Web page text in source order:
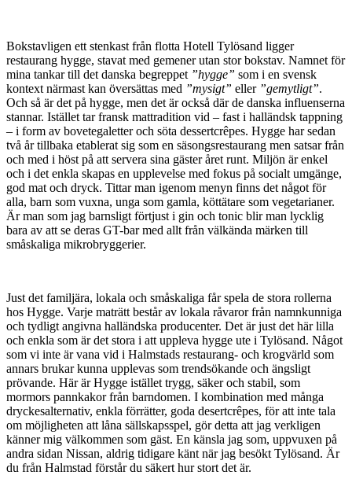
Bokstavligen ett stenkast från flotta Hotell Tylösand ligger
restaurang hygge, stavat med gemener utan stor bokstav. Namnet för
mina tankar till det danska begreppet ”hygge” som i en svensk
kontext närmast kan översättas med ”mysigt” eller ”gemytligt”.
Och så är det på hygge, men det är också där de danska influenserna
stannar. Istället tar fransk mattradition vid – fast i halländsk tappning
– i form av bovetegaletter och söta dessertcrêpes. Hygge har sedan
två år tillbaka etablerat sig som en säsongsrestaurang men satsar från
och med i höst på att servera sina gäster året runt. Miljön är enkel
och i det enkla skapas en upplevelse med fokus på socialt umgänge,
god mat och dryck. Tittar man igenom menyn finns det något för
alla, barn som vuxna, unga som gamla, köttätare som vegetarianer.
Är man som jag barnsligt förtjust i gin och tonic blir man lycklig
bara av att se deras GT-bar med allt från välkända märken till
småskaliga mikrobryggerier.
Just det familjära, lokala och småskaliga får spela de stora rollerna
hos Hygge. Varje maträtt består av lokala råvaror från namnkunniga
och tydligt angivna halländska producenter. Det är just det här lilla
och enkla som är det stora i att uppleva hygge ute i Tylösand. Något
som vi inte är vana vid i Halmstads restaurang- och krogvärld som
annars brukar kunna upplevas som trendsökande och ängsligt
prövande. Här är Hygge istället trygg, säker och stabil, som
mormors pannkakor från barndomen. I kombination med många
dryckesalternativ, enkla förrätter, goda desertcrêpes, för att inte tala
om möjligheten att låna sällskapsspel, gör detta att jag verkligen
känner mig välkommen som gäst. En känsla jag som, uppvuxen på
andra sidan Nissan, aldrig tidigare känt när jag besökt Tylösand. Är
du från Halmstad förstår du säkert hur stort det är.